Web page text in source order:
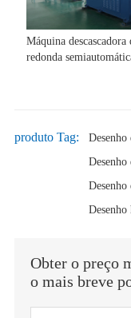
Máquina descascadora
redonda
produto Tag:
Desenho
Desenho
Obter o preço
o mais breve